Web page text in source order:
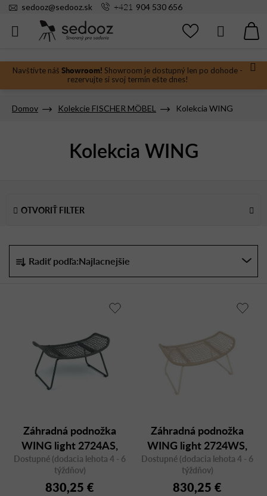
Prejsť
Navštívte náš Showroom! Showroom je dostupný len po dohode -
rezervujte si svoj termín ešte dnes!
sedooz@sedooz.sk +421 904 530 656
Hľadať
Domov Kolekcie FISCHER MÖBEL Kolekcia WING
Kolekcia WING
R
d
o
Radiť podľa:Najlacnejšie
OTVORIŤ FILTER
Záhradná podnožka
WING light 2724AS,
antracit
Dostupné (dodacia lehota 4 - 6
týždňov)
830,25 €
Záhradná podnožka
WING light 2724WS,
biela
Dostupné (dodacia lehota 4 - 6
týždňov)
830,25 €